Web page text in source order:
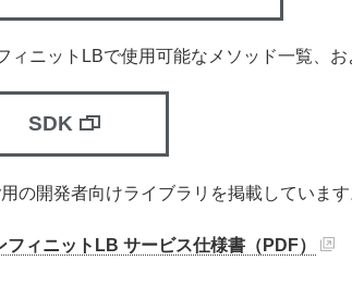
ィニットLBで使用可能なメソッド一覧、
SDK
の開発者向けライブラリを掲載していま
フィニットLB サービス仕様書（PDF）